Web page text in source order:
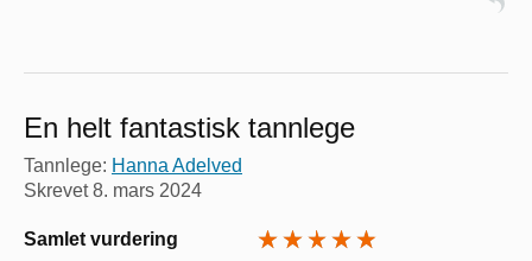
En helt fantastisk tannlege
Tannlege: Hanna Adelved
Skrevet8. mars 2024
Samlet vurdering